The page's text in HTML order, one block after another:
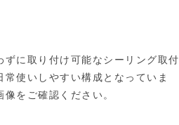
に取り付け可能なシーリング取付
使いしやすい構成となっていま
をご確認ください。